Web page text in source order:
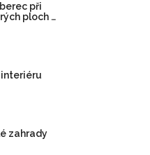
při
ploch a
interiéru
zahrady